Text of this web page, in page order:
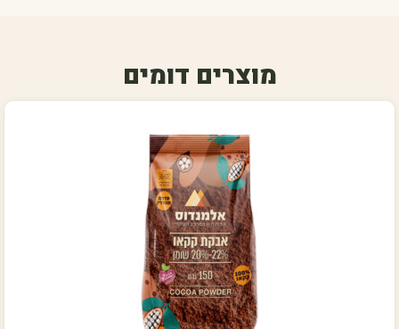
מוצרים דומים